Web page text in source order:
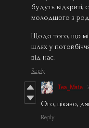
будуть відкриті,
молодшого з
Щодо того, що
шлях у
від нас.
Reply
Tea_Mate
Ого, цікаво,
Reply